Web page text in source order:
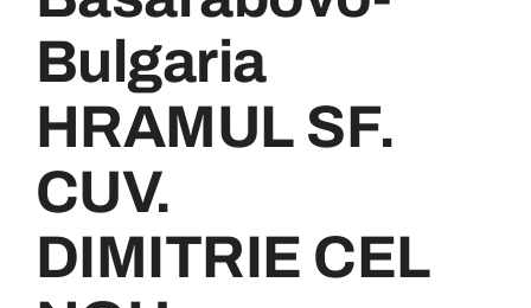
Bulgaria
HRAMUL SF.
CUV.
DIMITRIE CEL